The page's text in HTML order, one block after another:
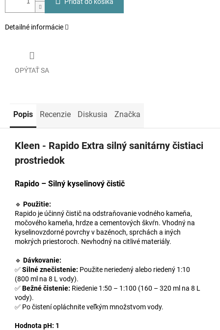
Detailné informácie
OPÝTAŤ SA
Popis Recenzie Diskusia Značka
Kleen - Rapido Extra silný sanitárny čistiaci
prostriedok
Rapido – Silný kyselinový čistič
🔹 Použitie:
Rapido je účinný čistič na odstraňovanie vodného kameňa,
močového kameňa, hrdze a cementových škvŕn. Vhodný na
kyselinovzdorné povrchy v bazénoch, sprchách a iných
mokrých priestoroch. Nevhodný na citlivé materiály.
🔹 Dávkovanie:
✅Silné znečistenie: Použite neriedený alebo riedený 1:10
(800 ml na 8 L vody).
✅Bežné čistenie: Riedenie 1:50 – 1:100 (160 – 320 ml na 8 L
vody).
✅ Po čistení opláchnite veľkým množstvom vody.
Hodnota pH: 1